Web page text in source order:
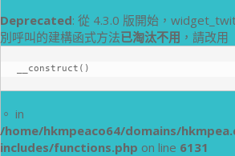
Deprecated: 從 4.3.0 版開始，
別呼叫的建構函式方法已淘汰不用 ，請改用
__construct()
。 in
/home/hkmpeaco64/domains/
includes/functions.php on line 6131